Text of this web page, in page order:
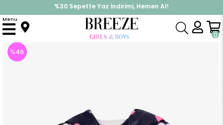
İndirimlere ek %10 İndirimi Kap, Hemen Üye Ol!
0
Menu
Anasayfa Üst Giyim Mont
%46